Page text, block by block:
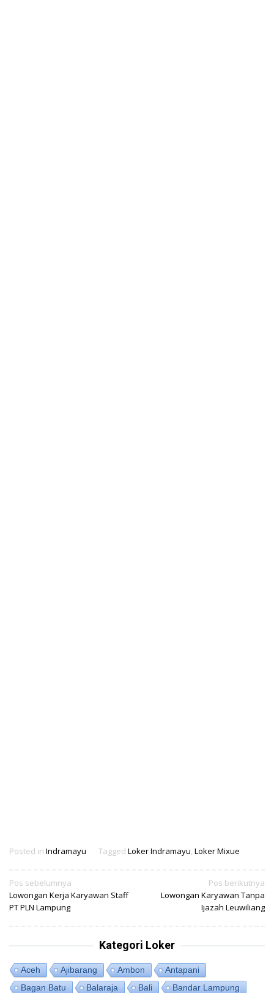
Posted in Indramayu Tagged Loker Indramayu, Loker Mixue
Navigasi
pos
Pos sebelumnya
Lowongan Kerja Karyawan Staff
PT PLN Lampung
Pos berikutnya
Lowongan Karyawan Tanpa
Ijazah Leuwiliang
Kategori Loker
Aceh Ajibarang Ambon
Antapani
Bagan Batu
Balaraja Bali
Bandar Lampung